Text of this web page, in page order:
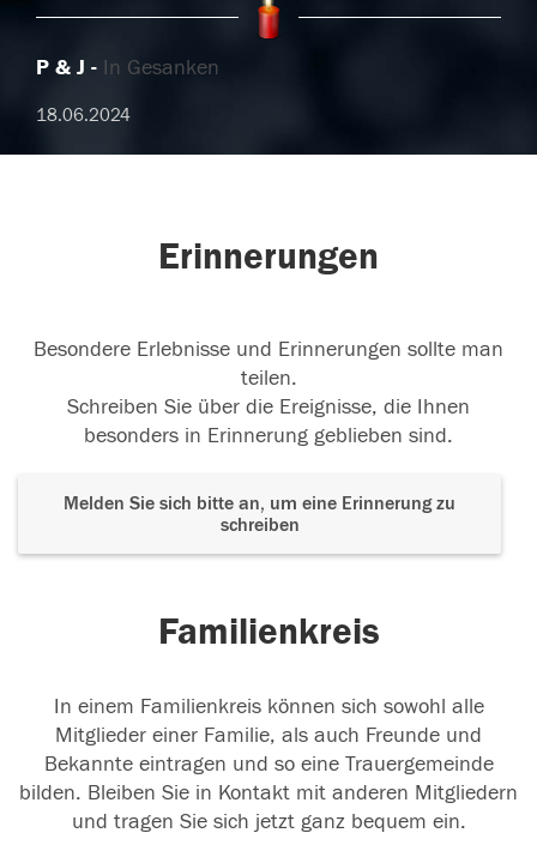
P & J In Gesanken
18.06.2024
Erinnerungen
Besondere Erlebnisse und Erinnerungen sollte man
teilen.
Schreiben Sie über die Ereignisse, die Ihnen
besonders in Erinnerung geblieben sind.
Melden Sie sich bitte an, um eine Erinnerung zu
schreiben
Familienkreis
In einem Familienkreis können sich sowohl alle
Mitglieder einer Familie, als auch Freunde und
Bekannte eintragen und so eine Trauergemeinde
bilden. Bleiben Sie in Kontakt mit anderen Mitgliedern
und tragen Sie sich jetzt ganz bequem ein.